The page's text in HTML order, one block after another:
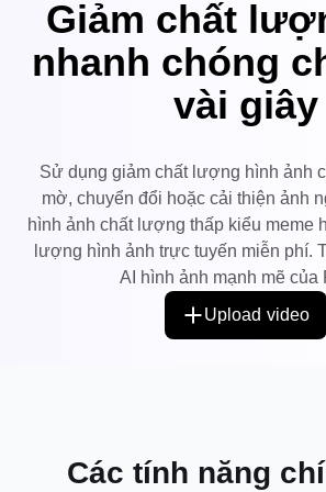
Hình ảnh Sản phẩm AI
Dễ dàng tạo hình ảnh sản phẩm
chuyên nghiệp theo lô cho
Shopify, TikTok Shop, Amazon và
các sàn thương mại điện tử khác.
Trung tâm Trợ giúp
Tài khoản Người dùng
Xuất bản và Phân tích
Giải pháp Video Một Nhấp
chuột
Chiến dịch
Gặp gỡ Pippit
7 Ý tưởng Áp phích Quảng cáo
Mẹo Kinh doanh
Áp phích Sản phẩm được Hỗ
Nền Sản phẩm được Tạo bởi
Mẹo Áp phích Hấp dẫn Tăng
Doanh số
Mẹo Mạng xã hội
Giảm chất
nhanh chóng
vài giây
Sử dụng giảm chất lượng hình ảnh
mờ, chuyển đổi hoặc cải thiện ảnh
hình ảnh chất lượng thấp kiểu meme
lượng hình ảnh trực tuyến miễn phí.
AI hình ảnh mạnh mẽ của
Upload video
Các tính năng